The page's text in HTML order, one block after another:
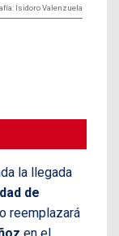
Isidoro Valenzuela
la llegada
de
reemplazará
en el